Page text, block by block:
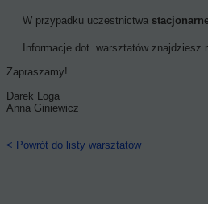
W przypadku uczestnictwa
Informacje dot. warsztatów
Zapraszamy!
Darek Loga
Anna Giniewicz
< Powrót do listy warsztatów